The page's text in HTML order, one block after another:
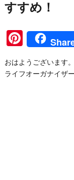
すすめ！
おはようございます。
ライフオーガナイザ